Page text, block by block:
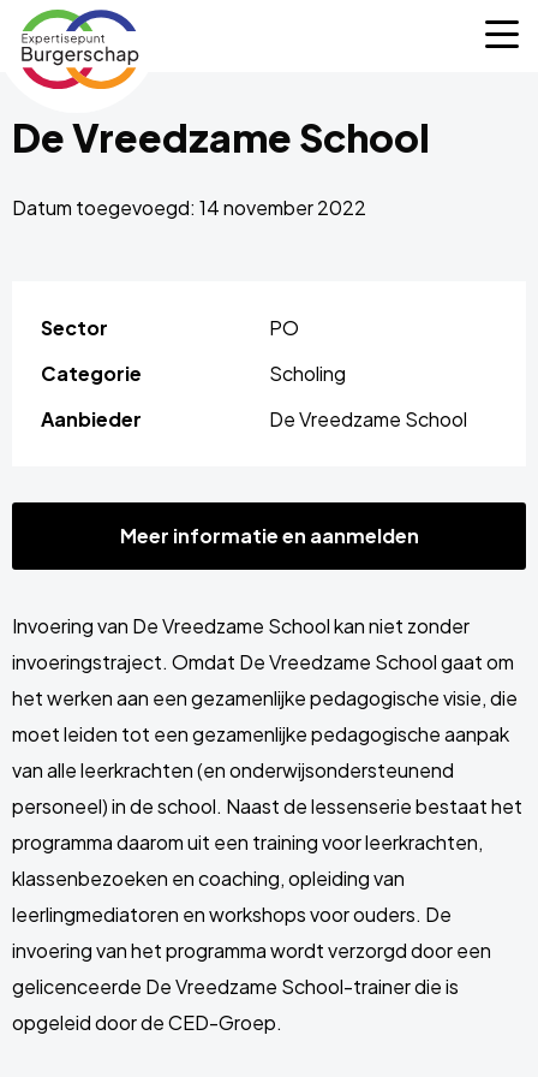
Expertisepunt
Burgerschap
De Vreedzame School
Datum toegevoegd: 14 november 2022
Sector
PO
Categorie
Scholing
Aanbieder
De Vreedzame School
Meer informatie en aanmelden
Invoering van De Vreedzame School kan niet zonder
invoeringstraject. Omdat De Vreedzame School gaat om
het werken aan een gezamenlijke pedagogische visie, die
moet leiden tot een gezamenlijke pedagogische aanpak
van alle leerkrachten (en onderwijsondersteunend
personeel) in de school. Naast de lessenserie bestaat het
programma daarom uit een training voor leerkrachten,
klassenbezoeken en coaching, opleiding van
leerlingmediatoren en workshops voor ouders. De
invoering van het programma wordt verzorgd door een
gelicenceerde De Vreedzame School-trainer die is
opgeleid door de CED-Groep.